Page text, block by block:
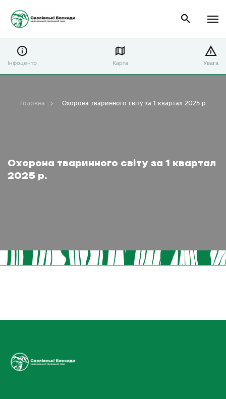
Інфоцентр Карта Увага
Охорона тваринного світу за 1 квартал
2025 р.
Головна Охорона тваринного світу за 1 квартал 2025 р.